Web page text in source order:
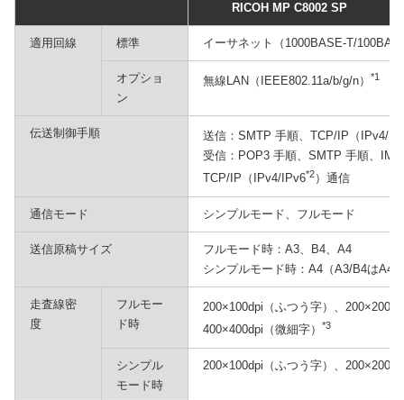
RICOH MP C8002 SP
適用回線 標準 イーサネット（1000BASE-T/
オプショ
ン
無線LAN（IEEE802.11a/b/g/n） *1
伝送制御手順
送信：SMTP 手順、TCP/IP（IPv4/
受信：POP3 手順、SMTP 手順、
TCP/IP（IPv4/IPv6*2）通信
通信モード シンプルモード、フルモード
送信原稿サイズ
フルモード時：A3、B4、A4
シンプルモード時：A4（A3/B4はA4
走査線密
度
フルモー
ド時
200×100dpi（ふつう字）、
400×400dpi（微細字）
*3
シンプル
モード時
200×100dpi（ふつう字）、